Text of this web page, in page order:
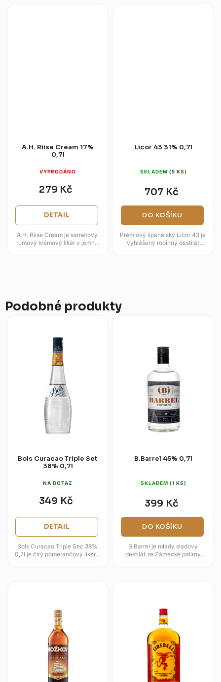
A.H. Riise Cream 17%
0,7l
VYPRODÁNO
279 Kč
DETAIL
A.H. Riise Cream je sametový
rumový krémový likér v jemně
Licor 43 31% 0,7l
SKLADEM (5 KS)
707 Kč
DO KOŠÍKU
Prémiový španělský Licor 43 je
vyhlášený rodinný destilát
Podobné produkty
Bols Curacao Triple Set
38% 0,7l
NA DOTAZ
349 Kč
DETAIL
Bols Curacao Triple Sec 38%
0,7l je čirý pomerančový likér z
B.Barrel 45% 0,7l
SKLADEM (1 KS)
399 Kč
DO KOŠÍKU
B.Barrel je mladý sladový
destilát ze Zámecké palírny